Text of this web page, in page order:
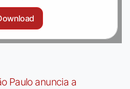
Paulo anuncia a